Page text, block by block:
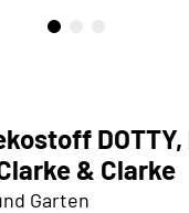
& Clarke
Garten